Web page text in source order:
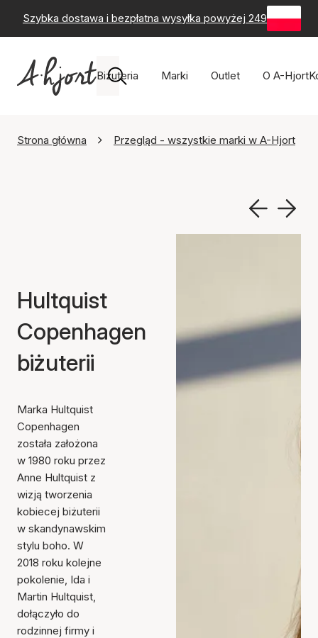
Szybka dostawa i bezpłatna wysyłka powyżej 249 zł -
Biżuteria Marki Outlet O A-Hjort
Strona główna Przegląd - wszystkie marki w A-Hjort
Hultquist
Copenhagen
biżuterii
Marka Hultquist
Copenhagen
została założona
w 1980 roku przez
Anne Hultquist z
wizją tworzenia
kobiecej biżuterii
w skandynawskim
stylu boho. W
2018 roku kolejne
pokolenie, Ida i
Martin Hultquist,
dołączyło do
rodzinnej firmy i